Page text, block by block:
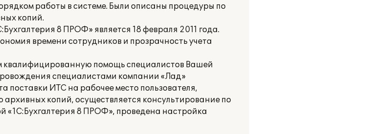
работы в системе. Были описаны процедуры по
копий.
8 ПРОФ» является 18 февраля 2011 года.
времени сотрудников и прозрачность учета
квалифицированную помощь специалистов Вашей
специалистами компании «Лад»
поставки ИТС на рабочее место пользователя,
копий, осуществляется консультирование по
«1С:Бухгалтерия 8 ПРОФ», проведена настройка